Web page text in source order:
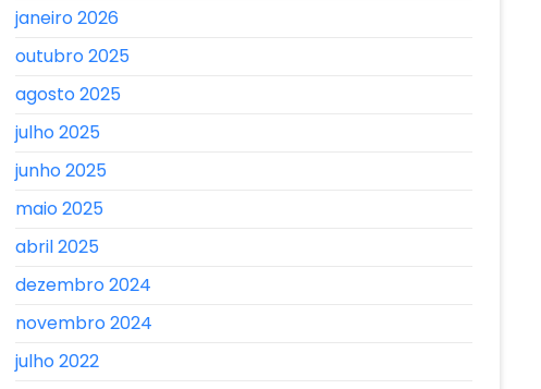
janeiro 2026
outubro 2025
agosto 2025
julho 2025
junho 2025
maio 2025
abril 2025
dezembro 2024
novembro 2024
julho 2022